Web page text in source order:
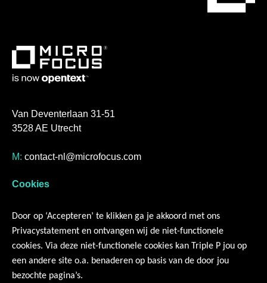
Cookies
Door op ‘Accepteren’ te klikken ga je akkoord met ons
Privacystatement en ontvangen wij de niet-functionele
cookies. Via deze niet-functionele cookies kan Triple P jou op
een andere site o.a. benaderen op basis van de door jou
bezochte pagina’s.
Van Deventerlaan 31-51
3528 AE Utrecht
M: contact-nl@microfocus.com
Resources
Over ons
Contact